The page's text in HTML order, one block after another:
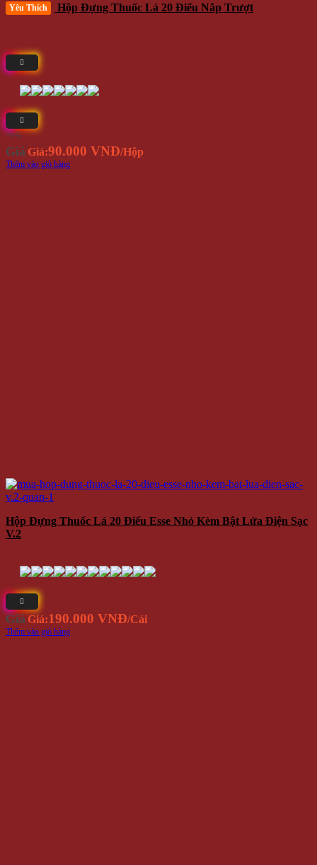
Yêu Thích Hộp Đựng Thuốc Lá 20 Điếu Nắp Trượt
⭐(4)
Giá Giá:90.000 VNĐ/Hộp
Thêm vào giỏ hàng
Hộp Đựng Thuốc Lá 20 Điếu Esse Nhỏ Kèm Bật Lửa Điện Sạc
V.2
Giá Giá:190.000 VNĐ/Cái
Thêm vào giỏ hàng